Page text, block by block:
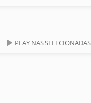
PLAY NAS SELECIONADAS